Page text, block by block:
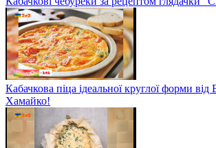
Кабачкова піца ідеальної круглої форми
Хамайко!